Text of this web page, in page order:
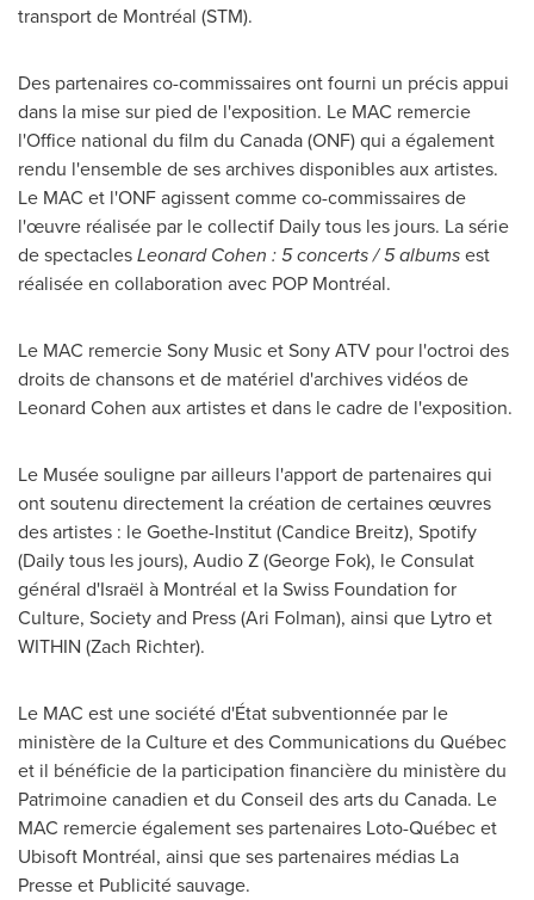
transport de Montréal (STM).
Des partenaires co-commissaires ont fourni un précis appui
dans la mise sur pied de l'exposition. Le MAC remercie
l'Office national du film du Canada(ONF) qui a également
rendu l'ensemble de ses archives disponibles aux artistes.
Le MAC et l'ONF agissent comme co-commissaires de
l'œuvre réalisée par le collectif Daily tous les jours. La série
de spectaclesLeonard Cohen : 5 concerts / 5 albumsest
réalisée en collaboration avec POP Montréal.
Le MAC remercie Sony Music et Sony ATV pour l'octroi des
droits de chansons et de matériel d'archives vidéos de
Leonard Cohen aux artistes et dans le cadre de l'exposition.
Le Musée souligne par ailleurs l'apport de partenaires qui
ont soutenu directement la création de certaines œuvres
des artistes : le Goethe-Institut (Candice Breitz), Spotify
(Daily tous les jours), Audio Z (George Fok), le Consulat
général d'Israël à Montréal et la Swiss Foundation for
Culture, Society and Press (Ari Folman), ainsi que Lytro et
WITHIN (Zach Richter).
Le MAC est une société d'État subventionnée par le
ministère de la Culture et des Communications du Québec
et il bénéficie de la participation financière du ministère du
Patrimoine canadien et du Conseil des arts du Canada. Le
MAC remercie également ses partenaires Loto-Québec et
Ubisoft Montréal, ainsi que ses partenaires médias La
Presse et Publicité sauvage.